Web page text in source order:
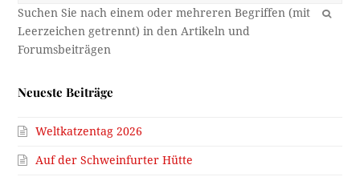
OK
Neueste Beiträge
Weltkatzentag 2026
Auf der Schweinfurter Hütte